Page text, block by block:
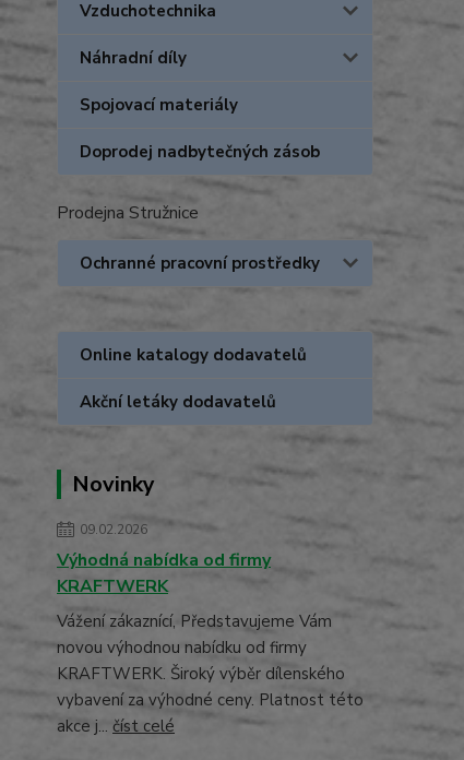
Vzduchotechnika
Náhradní díly
Spojovací materiály
Doprodej nadbytečných zásob
Prodejna Stružnice
Ochranné pracovní prostředky
Online katalogy dodavatelů
Akční letáky dodavatelů
Novinky
09.02.2026
Výhodná nabídka od firmy
KRAFTWERK
Vážení zákaznící, Představujeme Vám
novou výhodnou nabídku od firmy
KRAFTWERK. Široký výběr dílenského
vybavení za výhodné ceny. Platnost této
akce j... číst celé